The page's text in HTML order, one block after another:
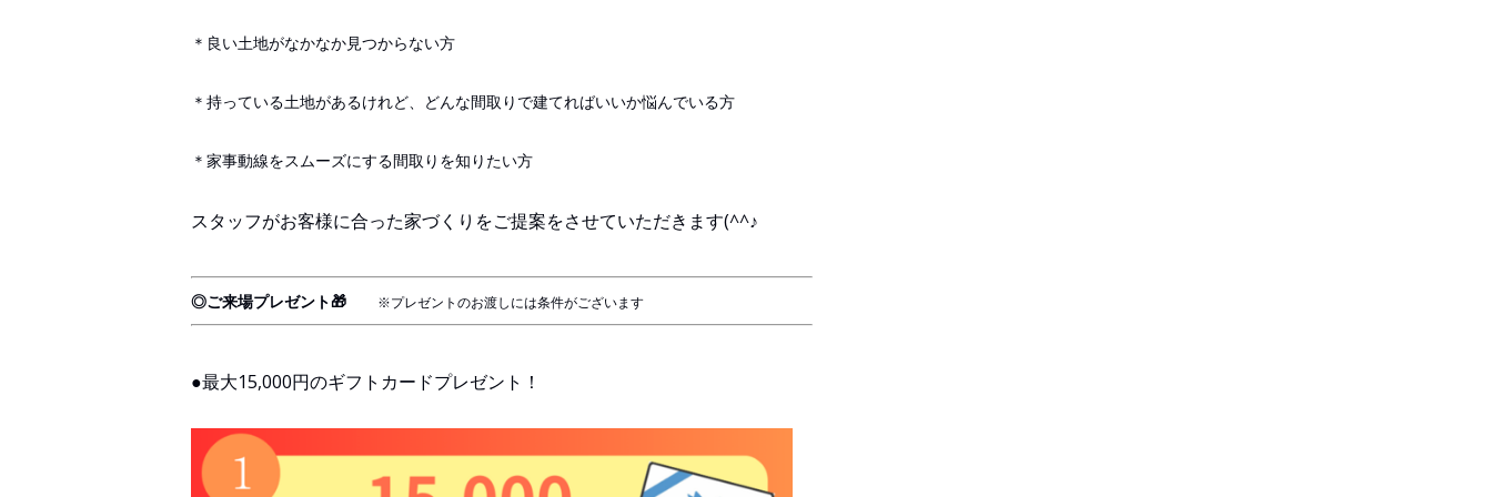
＊良い土地がなかなか見つからない方
＊持っている土地があるけれど、どんな間取りで建てればいいか悩んでいる方
＊家事動線をスムーズにする間取りを知りたい方
スタッフがお客様に合った家づくりをご提案をさせていただきます(^^♪
◎ご来場プレゼント🎁 ※プレゼントのお渡しには条件がございます
●最大15,000円のギフトカードプレゼント！